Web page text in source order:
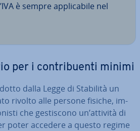
è sempre ap­pli­ca­bi­le nel
per i con­tri­buen­ti minimi
dalla Legge di Stabilità un
rivolto alle persone fisiche, im­
che ge­sti­sco­no un’attività di
poter accedere a questo regime